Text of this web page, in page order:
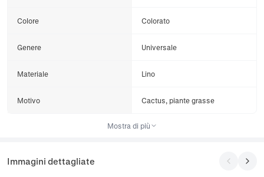
Colore Colorato
Genere Universale
Materiale Lino
Motivo Cactus, piante grasse
Mostra di più
Immagini dettagliate